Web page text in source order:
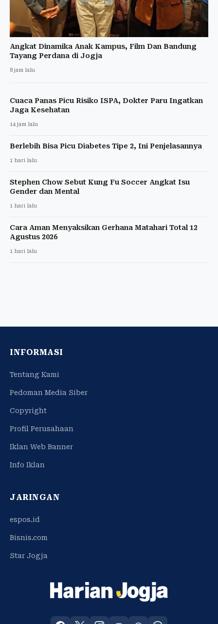
Angkat Dinamika Anak Kampus, Film Dan Bandung
Tayang Perdana di Jogja
8 jam lalu
Cuaca Panas Picu Risiko ISPA, Dokter Paru Ingatkan
Jaga Kesehatan
14 jam lalu
Berlebih Bisa Picu Diabetes Tipe 2, Ini Penjelasannya
1 hari lalu
Stephen Chow Sebut Kung Fu Soccer Angkat Isu
Gender dan Mental
1 hari lalu
Cara Aman Menyaksikan Gerhana Matahari Total 12
Agustus 2026
1 hari lalu
INFORMASI
Tentang Kami
Pedoman Media Siber
Copyright
Profil Perusahaan
Iklan Web Banner
Info Iklan
JARINGAN
espos.id
Bisnis.com
Star Jogja